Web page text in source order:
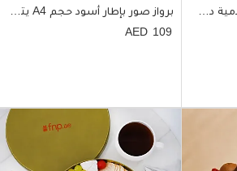
سلة جميلة تحتوي على دمية دب وورد أحمر وأبيض وشوكولاتة كادبور
برواز صور بإطار أسود حجم A4 يتضمن 5 صور حسب الطلب
109